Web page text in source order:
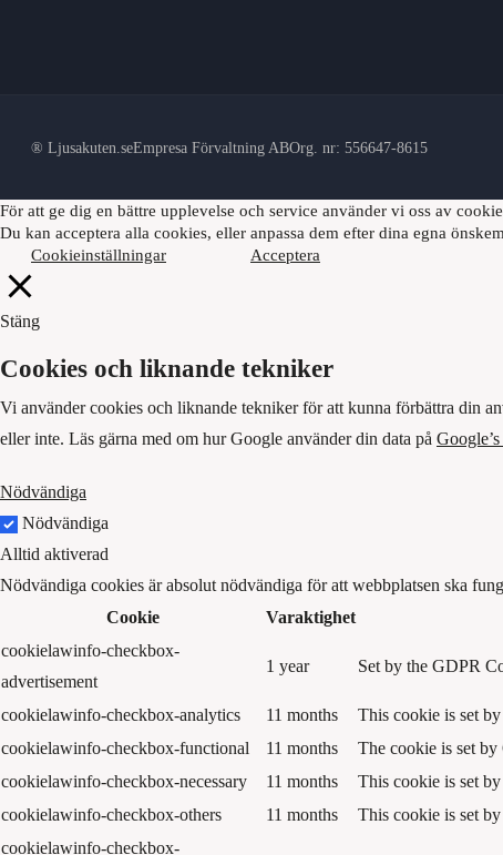
® Ljusakuten.seEmpresa Förvaltning ABOrg. nr: 556647-8615
För att ge dig en bättre upplevelse och service använder vi oss av
Du kan acceptera alla cookies, eller anpassa dem efter dina egna
Cookieinställningar
Acceptera
Stäng
Cookies och liknande tekniker
Vi använder cookies och liknande tekniker för att kunna förbättra din
eller inte. Läs gärna med om hur Google använder din data på
Nödvändiga
Nödvändiga
Alltid aktiverad
Nödvändiga cookies är absolut nödvändiga för att webbplatsen ska
Cookie
Varaktighet
cookielawinfo-checkbox-
advertisement
1 year Set by the GDPR
cookielawinfo-checkbox-analytics 11 months
This cookie is set
cookielawinfo-checkbox-functional
11 months
The cookie is set
cookielawinfo-checkbox-necessary
11 months
This cookie is set
cookielawinfo-checkbox-others
11 months
This cookie is set
cookielawinfo-checkbox-